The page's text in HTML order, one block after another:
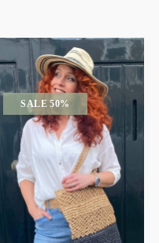
SALE 50%